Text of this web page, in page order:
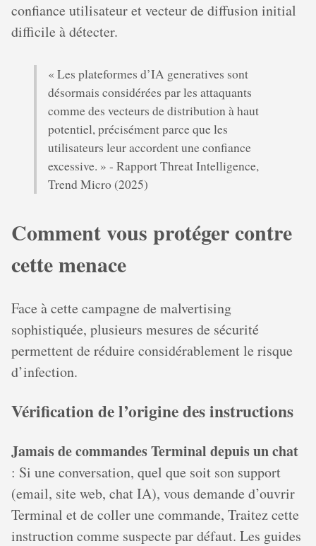
confiance utilisateur et vecteur de diffusion initial
difficile à détecter.
« Les plateformes d’IA generatives sont
désormais considérées par les attaquants
comme des vecteurs de distribution à haut
potentiel, précisément parce que les
utilisateurs leur accordent une confiance
excessive. » - Rapport Threat Intelligence,
Trend Micro (2025)
Comment vous protéger contre
cette menace
Face à cette campagne de malvertising
sophistiquée, plusieurs mesures de sécurité
permettent de réduire considérablement le risque
d’infection.
Vérification de l’origine des instructions
Jamais de commandes Terminal depuis un chat
: Si une conversation, quel que soit son support
(email, site web, chat IA), vous demande d’ouvrir
Terminal et de coller une commande, Traitez cette
instruction comme suspecte par défaut. Les guides